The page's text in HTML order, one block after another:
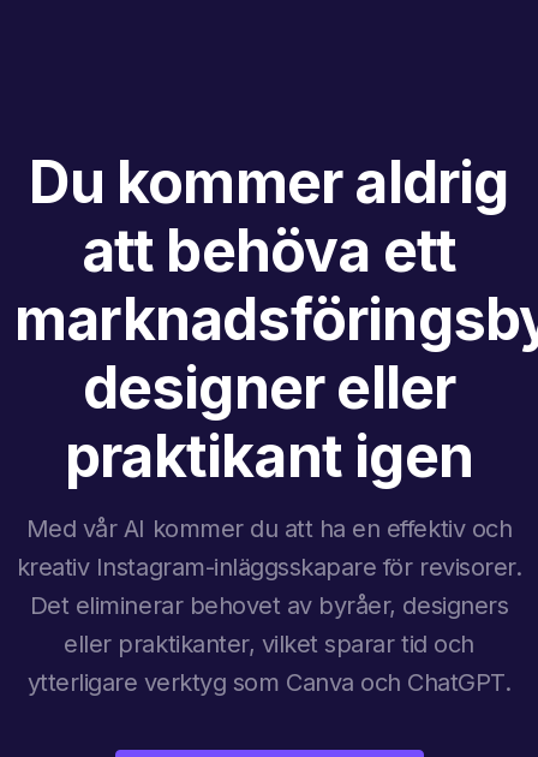
Du kommer aldrig
att behöva ett
designer eller
praktikant igen
Med vår AI kommer du att ha en effektiv och
kreativ Instagram-inläggsskapare för revisorer.
Det eliminerar behovet av byråer, designers
eller praktikanter, vilket sparar tid och
ytterligare verktyg som Canva och ChatGPT.